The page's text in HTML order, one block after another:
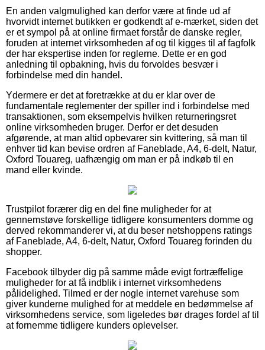
En anden valgmulighed kan derfor være at finde ud af
hvorvidt internet butikken er godkendt af e-mærket, siden det
er et sympol på at online firmaet forstår de danske regler,
foruden at internet virksomheden af og til kigges til af fagfolk
der har ekspertise inden for reglerne. Dette er en god
anledning til opbakning, hvis du forvoldes besvær i
forbindelse med din handel.
Ydermere er det at foretrække at du er klar over de
fundamentale reglementer der spiller ind i forbindelse med
transaktionen, som eksempelvis hvilken returneringsret
online virksomheden bruger. Derfor er det desuden
afgørende, at man altid opbevarer sin kvittering, så man til
enhver tid kan bevise ordren af Faneblade, A4, 6-delt, Natur,
Oxford Touareg, uafhængig om man er på indkøb til en
mand eller kvinde.
Trustpilot forærer dig en del fine muligheder for at
gennemstøve forskellige tidligere konsumenters domme og
derved rekommanderer vi, at du beser netshoppens ratings
af Faneblade, A4, 6-delt, Natur, Oxford Touareg forinden du
shopper.
Facebook tilbyder dig på samme måde evigt fortræffelige
muligheder for at få indblik i internet virksomhedens
pålidelighed. Tilmed er der nogle internet varehuse som
giver kunderne mulighed for at meddele en bedømmelse af
virksomhedens service, som ligeledes bør drages fordel af til
at fornemme tidligere kunders oplevelser.